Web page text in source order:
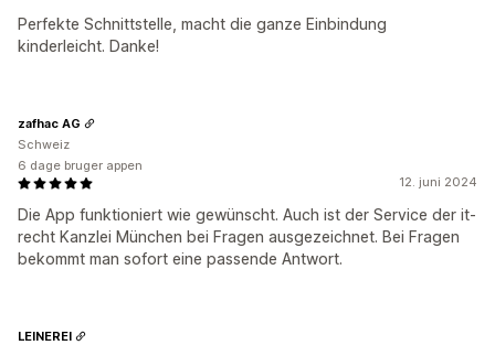
Perfekte Schnittstelle, macht die ganze Einbindung
kinderleicht. Danke!
12. juni 2024
Die App funktioniert wie gewünscht. Auch ist der Service der it-
recht Kanzlei München bei Fragen ausgezeichnet. Bei Fragen
bekommt man sofort eine passende Antwort.
zafhac AG
Schweiz
6 dage bruger appen
LEINEREI